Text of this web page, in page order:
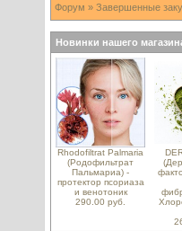
Форум » Завершенные
Новинки нашего
Rhodofiltrat Palmaria
(Родофильтрат
Пальмариа) -
протектор псориаза
и венотоник
290.00 руб.